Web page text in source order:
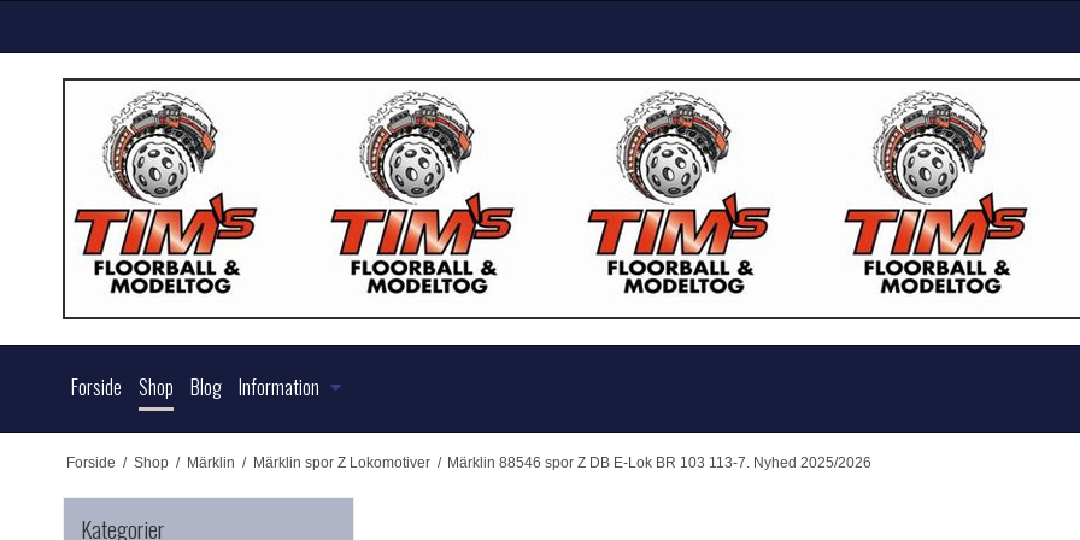
Forside Shop Blog Information
Forside / Shop / Märklin / Märklin spor Z Lokomotiver / Märklin 88546 spor Z DB E-Lok BR 103 113-7. Nyhed 2025/2026
Kategorier